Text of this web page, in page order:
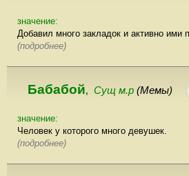
значение:
Добавил много закладок и активно ими
(подробнее)
Бабабой, Сущ м.р (Мемы)
значение:
Человек у которого много девушек.
(подробнее)